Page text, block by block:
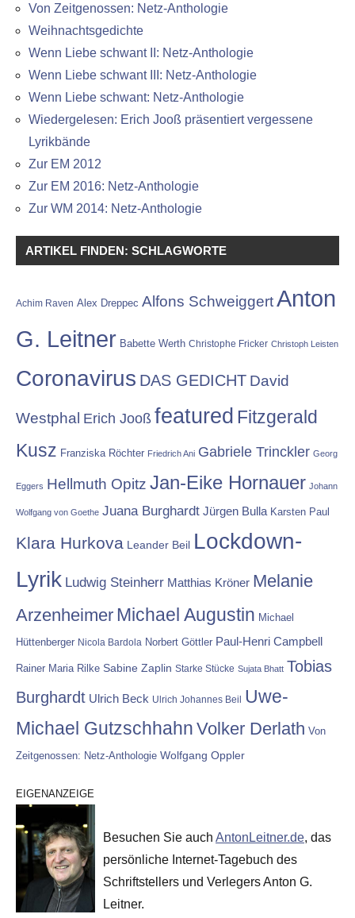
Von Zeitgenossen: Netz-Anthologie
Weihnachtsgedichte
Wenn Liebe schwant II: Netz-Anthologie
Wenn Liebe schwant III: Netz-Anthologie
Wenn Liebe schwant: Netz-Anthologie
Wiedergelesen: Erich Jooß präsentiert vergessene
Lyrikbände
Zur EM 2012
Zur EM 2016: Netz-Anthologie
Zur WM 2014: Netz-Anthologie
ARTIKEL FINDEN: SCHLAGWORTE
Achim Raven Alex Dreppec Alfons SchweiggertAnton
G. Leitner Babette Werth Christophe Fricker Christoph Leisten
Coronavirus DAS GEDICHT David
Westphal Erich Jooß featured Fitzgerald
Kusz Franziska Röchter Friedrich Ani Gabriele Trinckler Georg
Eggers Hellmuth Opitz Jan-Eike Hornauer Johann
Wolfgang von Goethe Juana Burghardt Jürgen Bulla Karsten Paul
Klara Hurkova Leander Beil Lockdown-
Lyrik Ludwig Steinherr Matthias Kröner Melanie
Arzenheimer Michael Augustin Michael
Hüttenberger Nicola Bardola Norbert Göttler Paul-Henri Campbell
Rainer Maria Rilke Sabine Zaplin Starke Stücke Sujata Bhatt Tobias
Burghardt Ulrich Beck Ulrich Johannes Beil Uwe-
Michael Gutzschhahn Volker Derlath Von
Zeitgenossen: Netz-Anthologie Wolfgang Oppler
EIGENANZEIGE
Besuchen Sie auch AntonLeitner.de, das
persönliche Internet-Tagebuch des
Schriftstellers und Verlegers Anton G.
Leitner.